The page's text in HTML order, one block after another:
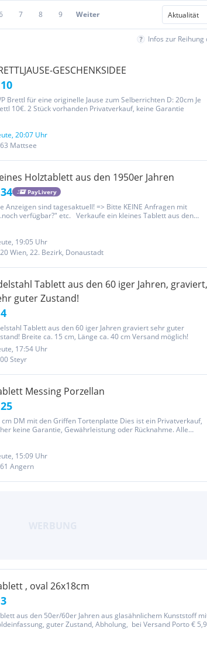
7 8 9 Weiter
Infos zur
GESCHENKSIDEE
Brettl für eine originelle Jause zum Selberrichten D: 20cm Je
10€. 2 Stück vorhanden Privatverkauf, keine Garantie
20:07 Uhr
Mattsee
Holztablett aus den 1950er Jahren
PayLivery
Anzeigen sind tagesaktuell! => Bitte KEINE Anfragen mit
verfügbar?" etc. Verkaufe ein kleines Tablett aus den
19:05 Uhr
Wien, 22. Bezirk, Donaustadt
Tablett aus den 60 iger Jahren, graviert,
guter Zustand!
Tablett aus den 60 iger Jahren graviert sehr guter
Breite ca. 15 cm, Länge ca. 40 cm Versand möglich!
17:54 Uhr
Steyr
Messing Porzellan
cm DM mit den Griffen Tortenplatte Dies ist ein Privatverkauf,
keine Garantie, Gewährleistung oder Rücknahme. Alle
15:09 Uhr
Angern
, oval 26x18cm
aus den 50er/60er Jahren aus glasähnlichem Kunststoff
guter Zustand, Abholung, bei Versand Porto €